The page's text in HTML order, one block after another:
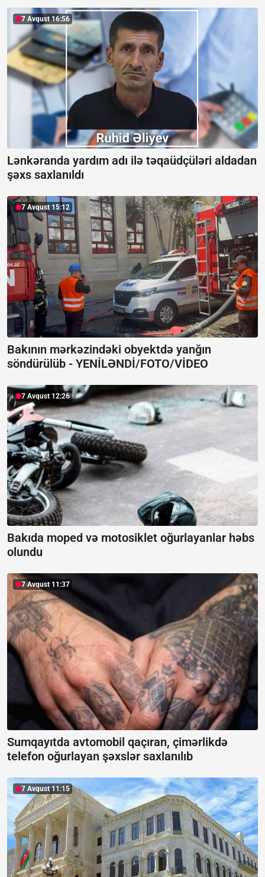
7 Avqust 16:56
Lənkəranda yardım adı ilə təqaüdçüləri aldadan
şəxs saxlanıldı
7 Avqust 15:12
Bakının mərkəzindəki obyektdə yanğın
söndürülüb - YENİLƏNDİ/FOTO/VİDEO
7 Avqust 12:26
Bakıda moped və motosiklet oğurlayanlar həbs
olundu
7 Avqust 11:37
Sumqayıtda avtomobil qaçıran, çimərlikdə
telefon oğurlayan şəxslər saxlanılıb
7 Avqust 11:15